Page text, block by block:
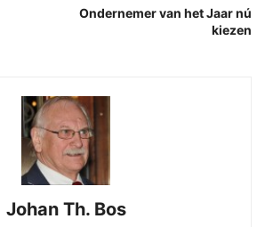
Ondernemer van het Jaar nú
kiezen
Johan Th. Bos